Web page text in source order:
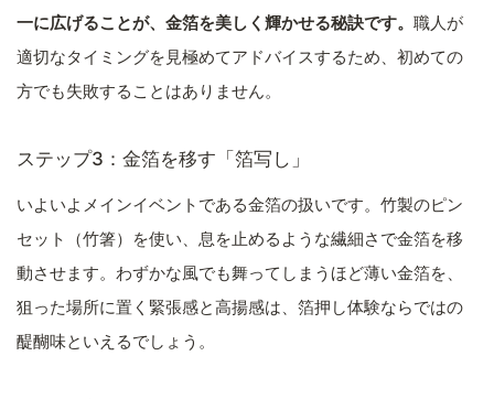
一に広げることが、金箔を美しく輝かせる秘訣です。 職人が
適切なタイミングを見極めてアドバイスするため、初めての
方でも失敗することはありません。
ステップ3：金箔を移す「箔写し」
いよいよメインイベントである金箔の扱いです。竹製のピン
セット（竹箸）を使い、息を止めるような繊細さで金箔を移
動させます。わずかな風でも舞ってしまうほど薄い金箔を、
狙った場所に置く緊張感と高揚感は、箔押し体験ならではの
醍醐味といえるでしょう。